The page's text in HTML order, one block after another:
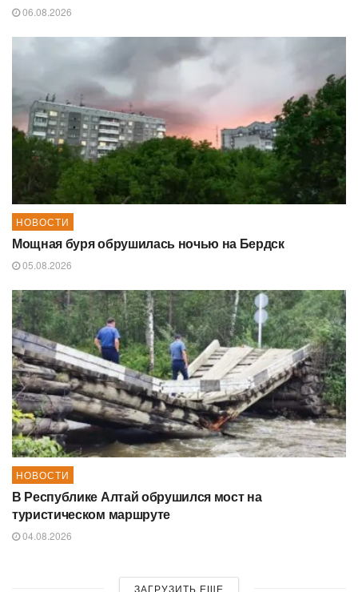
06.08.2026
НОВОСТИ
Мощная буря обрушилась ночью на Бердск
05.08.2026
НОВОСТИ
В Республике Алтай обрушился мост на
туристическом маршруте
04.08.2026
ЗАГРУЗИТЬ ЕЩЕ